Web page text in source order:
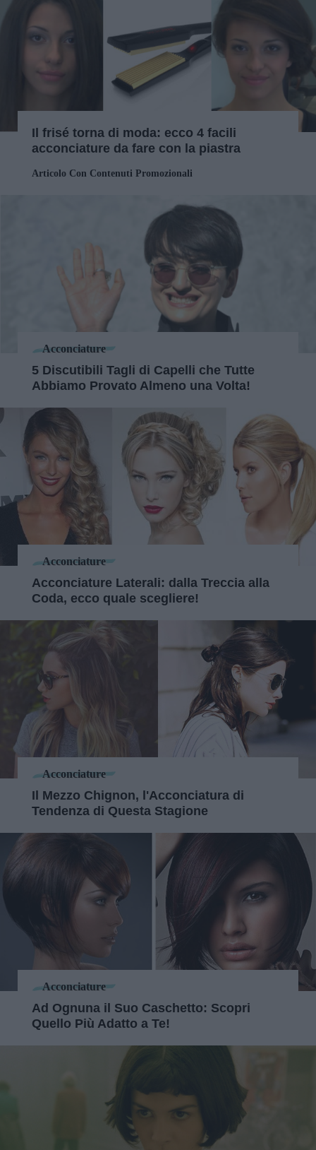
Il frisé torna di moda: ecco 4 facili
acconciature da fare con la piastra
Articolo Con Contenuti Promozionali
Acconciature
5 Discutibili Tagli di Capelli che Tutte
Abbiamo Provato Almeno una Volta!
Acconciature
Acconciature Laterali: dalla Treccia alla
Coda, ecco quale scegliere!
Acconciature
Il Mezzo Chignon, l'Acconciatura di
Tendenza di Questa Stagione
Acconciature
Ad Ognuna il Suo Caschetto: Scopri
Quello Più Adatto a Te!